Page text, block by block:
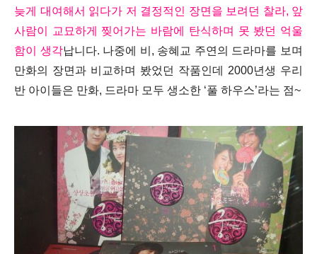
늦게 대여해서 읽다가 저 결정적인 장면을 보려던 찰라, 앞
사람이 교묘하게 찢어가는 바람에 탄식하며 못 봤던 억울
함이 생각납니다. 나중에 비, 송혜교 주연의 드라마를 보며
만화의 장면과 비교하며 봤었던 작품인데 2000년생 우리
반 아이들은 만화, 드라마 모두 생소한 ‘풀 하우스’라는 점~